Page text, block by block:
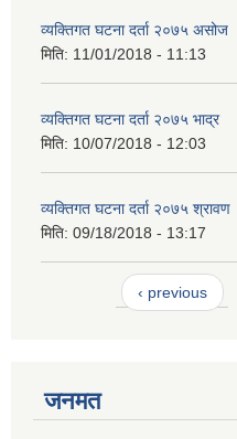
व्यक्तिगत घटना दर्ता २०७५ असोज
मिति: 11/01/2018 - 11:13
व्यक्तिगत घटना दर्ता २०७५ भाद्र
मिति: 10/07/2018 - 12:03
व्यक्तिगत घटना दर्ता २०७५ श्रावण
मिति: 09/18/2018 - 13:17
‹ previous
जनमत